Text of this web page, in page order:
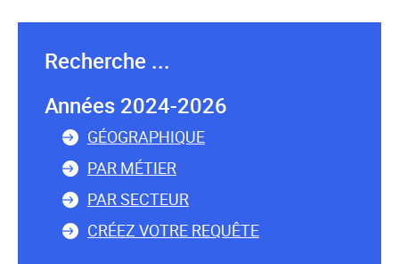
Recherche ...
Années 2024-2026
GÉOGRAPHIQUE
PAR MÉTIER
PAR SECTEUR
CRÉEZ VOTRE REQUÊTE